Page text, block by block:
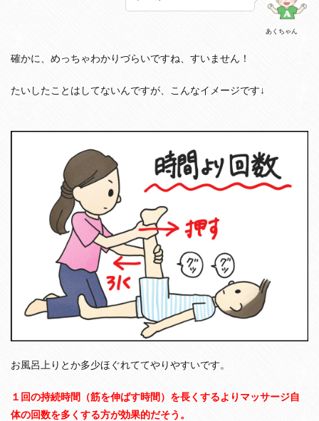
あくちゃん
確かに、めっちゃわかりづらいですね、すいません！
たいしたことはしてないんですが、こんなイメージです↓
お風呂上りとか多少ほぐれててやりやすいです。
１回の持続時間（筋を伸ばす時間）を長くするよりマッサージ自
体の回数を多くする方が効果的だそう。